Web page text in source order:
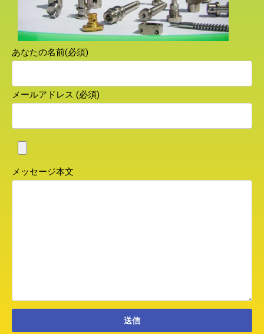
あなたの名前(必須)
メールアドレス (必須)
メッセージ本文